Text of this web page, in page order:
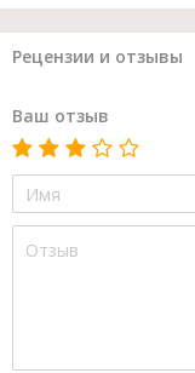
Рецензии и отзывы
Ваш отзыв